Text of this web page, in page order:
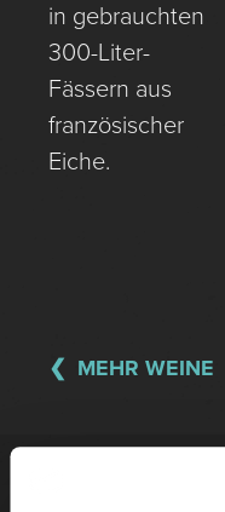
in gebrauchten
300-Liter-
Fässern aus
französischer
Eiche.
MEHR WEINE